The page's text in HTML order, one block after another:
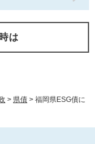
> 県債 > 福岡県ESG債に
は